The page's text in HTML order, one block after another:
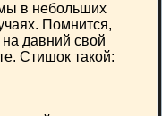
в небольших
Помнится,
давний свой
Стишок такой: